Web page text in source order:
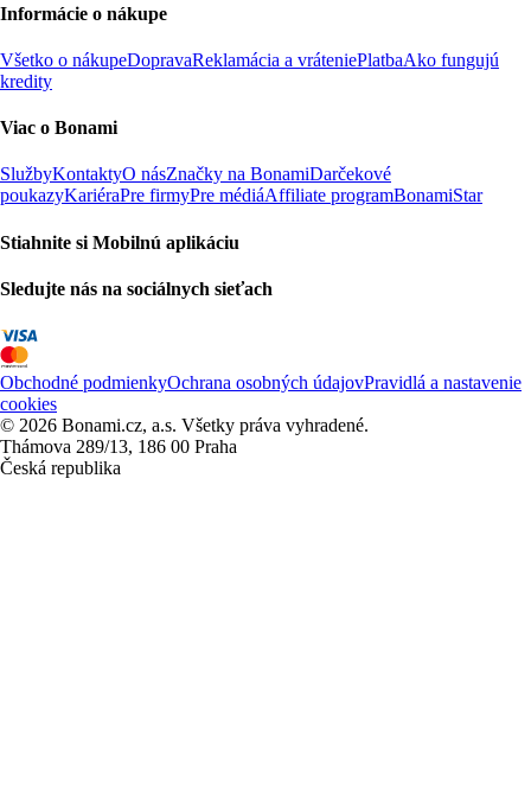
Informácie o nákupe
Všetko o nákupeDopravaReklamácia a vráteniePlatbaAko fungujú
kredity
Viac o Bonami
SlužbyKontaktyO násZnačky na BonamiDarčekové
poukazyKariéraPre firmyPre médiáAffiliate programBonamiStar
Stiahnite si Mobilnú aplikáciu
Sledujte nás na sociálnych sieťach
Obchodné podmienkyOchrana osobných údajovPravidlá a nastavenie
cookies
© 2026 Bonami.cz, a.s. Všetky práva vyhradené.
Thámova 289/13, 186 00 Praha
Česká republika